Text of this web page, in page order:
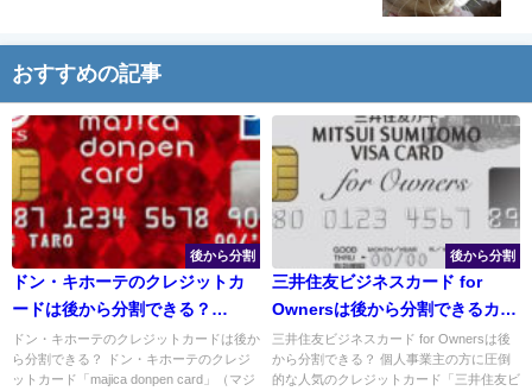
おすすめの記事
後から分割
ドン・キホーテのクレジットカ
ードは後から分割できる？
「majica donpen card(マジカ
ドンペンカード)」の特徴とは
ドン・キホーテのクレジットカードは後か
ら分割できる？ ドン・キホーテのクレジ
ットカード「majica donpen card」（マジ
後から分割
三井住友ビジネスカード for
Ownersは後から分割できるカー
ド？個人事業主におすすめな特
徴とは
三井住友ビジネスカード for Ownersは後
から分割できる？ 個人事業主の方に圧倒
的な人気のクレジットカード「三井住友ビ